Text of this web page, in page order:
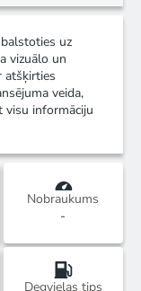
uz
vizuālo un
atšķirties
veida,
visu informāciju
Nobraukums
-
Degvielas tips